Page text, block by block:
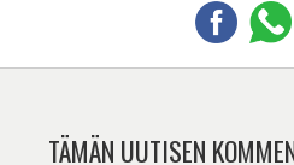
TÄMÄN UUTISEN